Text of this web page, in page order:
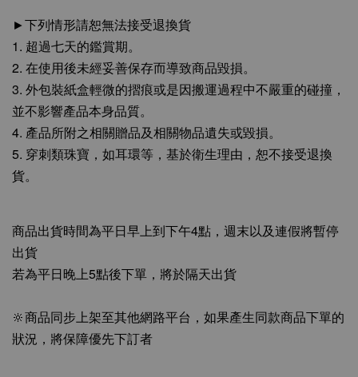
►下列情形請恕無法接受退換貨
1. 超過七天的鑑賞期。
2. 在使用後未經妥善保存而導致商品毀損。
3. 外包裝紙盒輕微的摺痕或是因搬運過程中不嚴重的碰撞，
並不影響產品本身品質。
4. 產品所附之相關贈品及相關物品遺失或毀損。
5. 穿刺類珠寶，如耳環等，基於衛生理由，恕不接受退換
貨。
商品出貨時間為平日早上到下午4點，週末以及連假將暫停
出貨
若為平日晚上5點後下單，將於隔天出貨
🔆商品同步上架至其他網路平台，如果產生同款商品下單的
狀況，將保障優先下訂者